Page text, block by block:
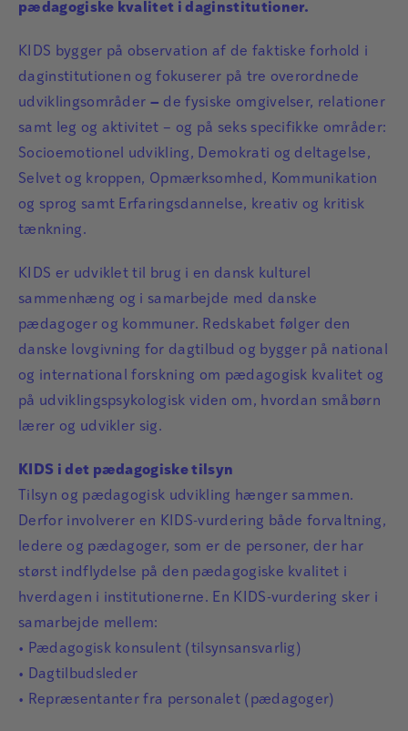
pædagogiske kvalitet i daginstitutioner.
KIDS bygger på observation af de faktiske forhold i
daginstitutionen og fokuserer på tre overordnede
udviklingsområder – de fysiske omgivelser, relationer
samt leg og aktivitet – og på seks specifikke områder:
Socioemotionel udvikling, Demokrati og deltagelse,
Selvet og kroppen, Opmærksomhed, Kommunikation
og sprog samt Erfaringsdannelse, kreativ og kritisk
tænkning.
KIDS er udviklet til brug i en dansk kulturel
sammenhæng og i samarbejde med danske
pædagoger og kommuner. Redskabet følger den
danske lovgivning for dagtilbud og bygger på national
og international forskning om pædagogisk kvalitet og
på udviklingspsykologisk viden om, hvordan småbørn
lærer og udvikler sig.
KIDS i det pædagogiske tilsyn
Tilsyn og pædagogisk udvikling hænger sammen.
Derfor involverer en KIDS-vurdering både forvaltning,
ledere og pædagoger, som er de personer, der har
størst indflydelse på den pædagogiske kvalitet i
hverdagen i institutionerne. En KIDS-vurdering sker i
samarbejde mellem:
• Pædagogisk konsulent (tilsynsansvarlig)
• Dagtilbudsleder
• Repræsentanter fra personalet (pædagoger)